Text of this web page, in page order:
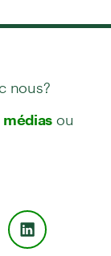
nous?
ou